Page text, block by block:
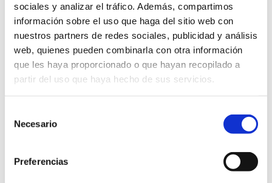
sociales y analizar el tráfico. Además, compartimos
información sobre el uso que haga del sitio web con
nuestros partners de redes sociales, publicidad y análisis
web, quienes pueden combinarla con otra información
que les haya proporcionado o que hayan recopilado a
partir del uso que haya hecho de sus servicios.
Necesario
Preferencias
Palate:
A moderately tannic, well-structured and very
greedy wine with a medium palate. Well-balanced acidity
of freshness.
Finish:Intense, fruty, floral finish. Pleasant, moderately
lingering afterstaste.
cheeses, meats and stews.
Serving Temperature:
Serve between 16°C and 18°C.
Premios MonoVino – Spain (2017, 2018)
Gold Medal:Berliner Wein Trophy – Germany (2017)